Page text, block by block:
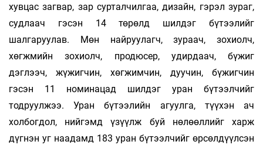
хувцас загвар, зар сурталчилгаа, дизайн, гэрэл зураг,
судлаач гэсэн 14 төрөлд шилдэг бүтээлийг
шалгаруулав. Мөн найруулагч, зураач, зохиолч,
хөгжмийн зохиолч, продюсер, удирдаач, бүжиг
дэглээч, жү­жигчин, хөгжимчин, дуучин, бүжигчин
гэсэн 11 номинацад шилдэг уран бүтээлчийг
тодруулжээ. Уран бүтээлийн агуулга, түүхэн ач
холбогдол, нийгэмд үзүүлж буй нөлөөллийг харж
дүгнэн уг наадамд 183 уран бүтээлчийг өрсөлдүүлсэн